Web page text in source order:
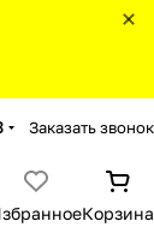
Заказать звонок
Корзина